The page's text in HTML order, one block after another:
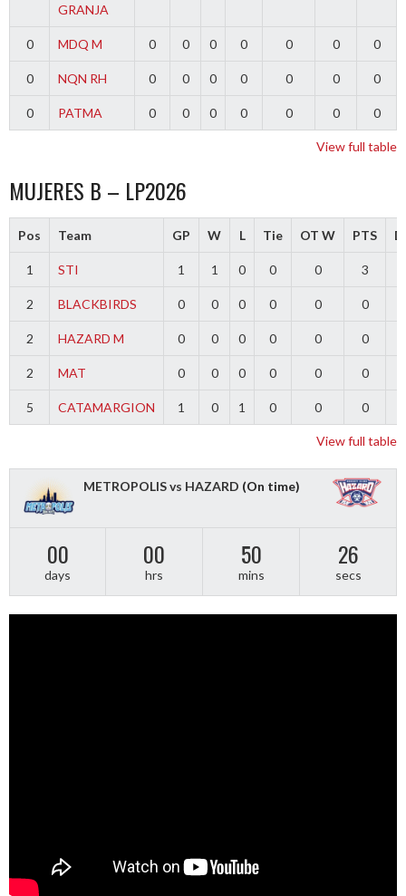
GRANJA
0 MDQ M 0 0 0 0 0 0 0
0 NQN RH 0 0 0 0 0 0 0
0 PATMA 0 0 0 0 0 0 0
View full table
MUJERES B – LP2026
Pos Team GP W L Tie OT W PTS
1 STI 1 1 0 0 0 3
2 BLACKBIRDS 0 0 0 0 0 0
2 HAZARD M 0 0 0 0 0 0
2 MAT 0 0 0 0 0 0
5 CATAMARGION 1 0 1 0 0 0
View full table
METROPOLIS vs HAZARD (On time)
00
days
00
hrs
50
mins
26
secs